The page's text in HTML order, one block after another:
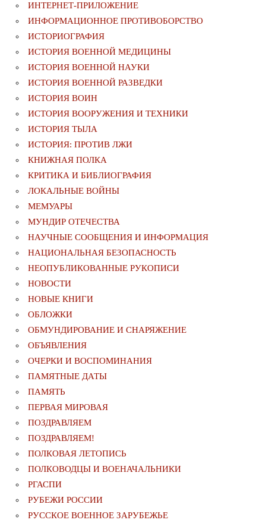
ИНТЕРНЕТ-ПРИЛОЖЕНИЕ
ИНФОРМАЦИОННОЕ ПРОТИВОБОРСТВО
ИСТОРИОГРАФИЯ
ИСТОРИЯ ВОЕННОЙ МЕДИЦИНЫ
ИСТОРИЯ ВОЕННОЙ НАУКИ
ИСТОРИЯ ВОЕННОЙ РАЗВЕДКИ
ИСТОРИЯ ВОИН
ИСТОРИЯ ВООРУЖЕНИЯ И ТЕХНИКИ
ИСТОРИЯ ТЫЛА
ИСТОРИЯ: ПРОТИВ ЛЖИ
КНИЖНАЯ ПОЛКА
КРИТИКА И БИБЛИОГРАФИЯ
ЛОКАЛЬНЫЕ ВОЙНЫ
МЕМУАРЫ
МУНДИР ОТЕЧЕСТВА
НАУЧНЫЕ СООБЩЕНИЯ И ИНФОРМАЦИЯ
НАЦИОНАЛЬНАЯ БЕЗОПАСНОСТЬ
НЕОПУБЛИКОВАННЫЕ РУКОПИСИ
НОВОСТИ
НОВЫЕ КНИГИ
ОБЛОЖКИ
ОБМУНДИРОВАНИЕ И СНАРЯЖЕНИЕ
ОБЪЯВЛЕНИЯ
ОЧЕРКИ И ВОСПОМИНАНИЯ
ПАМЯТНЫЕ ДАТЫ
ПАМЯТЬ
ПЕРВАЯ МИРОВАЯ
ПОЗДРАВЛЯЕМ
ПОЗДРАВЛЯЕМ!
ПОЛКОВАЯ ЛЕТОПИСЬ
ПОЛКОВОДЦЫ И ВОЕНАЧАЛЬНИКИ
РГАСПИ
РУБЕЖИ РОССИИ
РУССКОЕ ВОЕННОЕ ЗАРУБЕЖЬЕ